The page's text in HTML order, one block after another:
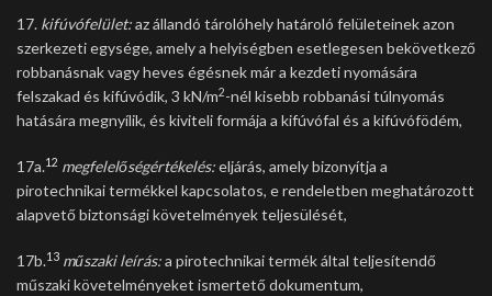
17. kifúvófelület:az állandó tárolóhely határoló felületeinek azon
szerkezeti egysége, amely a helyiségben esetlegesen bekövetkező
robbanásnak vagy heves égésnek már a kezdeti nyomására
felszakad és kifúvódik, 3 kN/m2-nél kisebb robbanási túlnyomás
hatására megnyílik, és kiviteli formája a kifúvófal és a kifúvófödém,
17a.12 megfelelőségértékelés:eljárás, amely bizonyítja a
pirotechnikai termékkel kapcsolatos, e rendeletben meghatározott
alapvető biztonsági követelmények teljesülését,
17b.13 műszaki leírás:a pirotechnikai termék által teljesítendő
műszaki követelményeket ismertető dokumentum,